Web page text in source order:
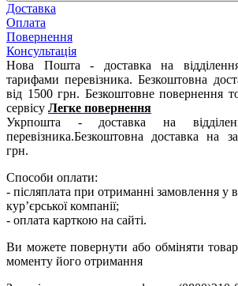
Доставка
Оплата
Повернення
Консультація
Нова Пошта - доставка на
тарифами перевізника. Безкоштовна
від 1500 грн. Безкоштовне повернення
сервісу Легке повернення
Укрпошта - доставка на
перевізника.Безкоштовна доставка на
грн.
Способи оплати:
- післяплата при отриманні замовлення у
кур’єрської компанії;
- оплата карткою на сайті.
Ви можете повернути або обміняти
моменту його отримання